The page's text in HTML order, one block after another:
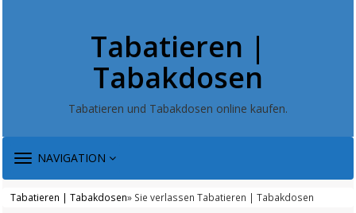
Tabatieren |
Tabakdosen
Tabatieren und Tabakdosen online kaufen.
TOGGLE
NAVIGATION
Tabatieren | Tabakdosen» Sie verlassen Tabatieren | Tabakdosen